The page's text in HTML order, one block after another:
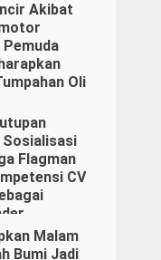
Akibat
Oli
Sosialisasi
Flagman
CV
Malam
Bumi Jadi